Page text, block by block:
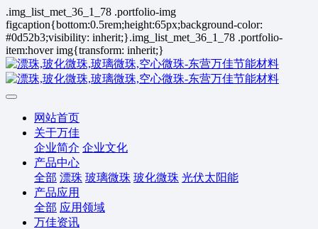
.img_list_met_36_1_78 .portfolio-img
figcaption{bottom:0.5rem;height:65px;background-color:
#0d52b3;visibility: inherit;}.img_list_met_36_1_78 .portfolio-
item:hover img{transform: inherit;}
网站首页
关于万佳
企业简介 企业文化
产品中心
全部 漂珠 玻璃微珠 玻化微珠 光伏太阳能
产品应用
全部 应用领域
万佳资讯